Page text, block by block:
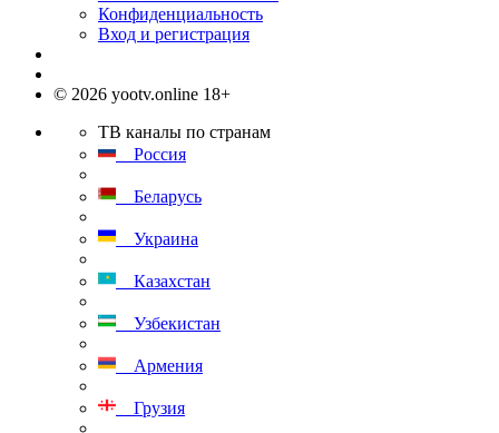
Конфиденциальность
Вход и регистрация
© 2026 yootv.online 18+
ТВ каналы по странам
Россия
Беларусь
Украина
Казахстан
Узбекистан
Армения
Грузия